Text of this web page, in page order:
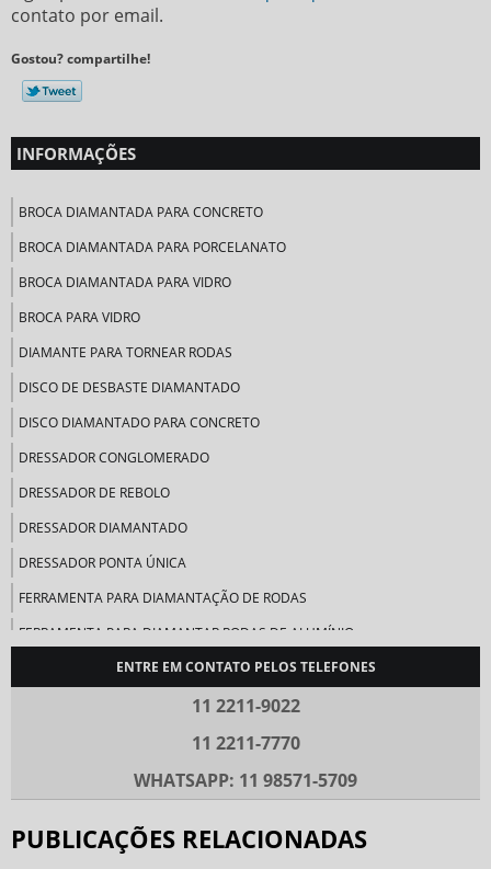
contato por email.
Gostou? compartilhe!
INFORMAÇÕES
BROCA DIAMANTADA PARA CONCRETO
BROCA DIAMANTADA PARA PORCELANATO
BROCA DIAMANTADA PARA VIDRO
BROCA PARA VIDRO
DIAMANTE PARA TORNEAR RODAS
DISCO DE DESBASTE DIAMANTADO
DISCO DIAMANTADO PARA CONCRETO
DRESSADOR CONGLOMERADO
DRESSADOR DE REBOLO
DRESSADOR DIAMANTADO
DRESSADOR PONTA ÚNICA
FERRAMENTA PARA DIAMANTAÇÃO DE RODAS
FERRAMENTA PARA DIAMANTAR RODAS DE ALUMÍNIO
FERRAMENTAS DIAMANTADAS
FERRAMENTAS DIAMANTADAS USINAGEM
FERRAMENTAS ELETROLÍTICAS
FERRAMENTAS PARA DIAMANTAR RODAS
PASTA DE DIAMANTE
ENTRE EM CONTATO PELOS TELEFONES
11 2211-9022
11 2211-7770
WHATSAPP: 11 98571-5709
PUBLICAÇÕES RELACIONADAS